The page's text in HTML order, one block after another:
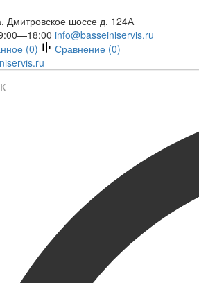
Дмитровское шоссе д. 124А
info@basseiniservis.ru
(0) Сравнение (0)